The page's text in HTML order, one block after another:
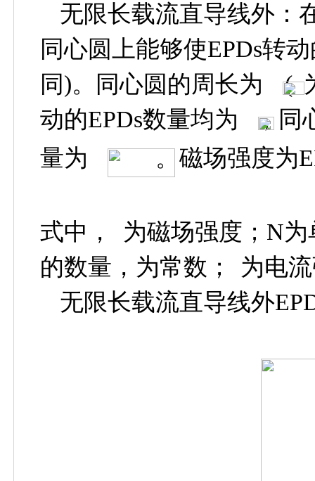
无限长载流直导线外：
同心圆上能够使EPDs转
同)。同心圆的周长为 (
动的EPDs数量均为
，同
量为
。磁场强度为
式中， 为磁场强度； N为
的数量，为常数；
为电
无限长载流直导线外